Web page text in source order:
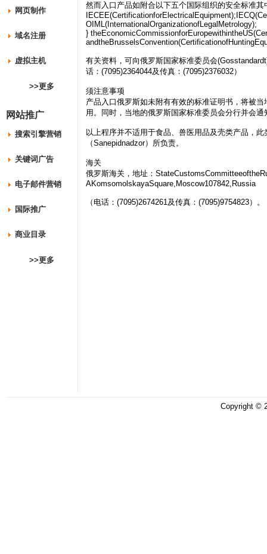
网页制作
域名注册
虚拟主机
>>更多
网站推广
搜索引擎营销
关键词广告
电子邮件营销
国际推广
商业目录
>>更多
然而入口产品如附合以下五个国际组织的安全标准
OIML(InternationalOrganizationofLegalMetrology);
}
有关资料，可向俄罗斯国家标准委员会
话：(7095)2364044及传真：(7095)2376032）
须注意事项
产品入口俄罗斯如未附有有效的标准证明书，将被
用。同时，当地的俄罗斯国家标准委员会分行并会
以上程序并不适用于食品、兽医用品及壳类产品，
（Sanepidnadzor）所负责。
海关
俄罗斯海关，地址：
AKomsomolskayaSquare,Moscow107842,Russia
（电话：(7095)2674261及传真：(7095)9754823）。
Copyright ©